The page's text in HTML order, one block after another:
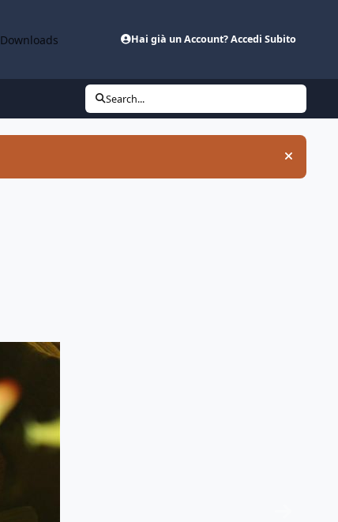
Downloads Hai già un Account? Accedi Subito
Search...
Hide